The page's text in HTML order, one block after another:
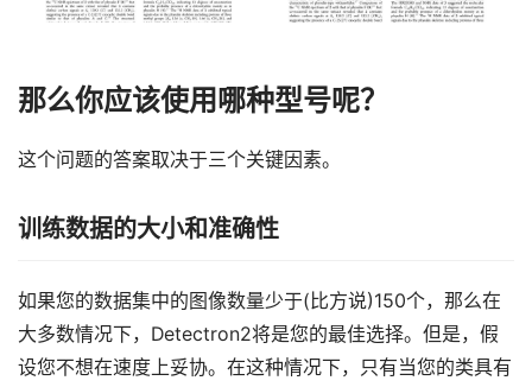
那么你应该使用哪种型号呢？
这个问题的答案取决于三个关键因素。
训练数据的大小和准确性
如果您的数据集中的图像数量少于(比方说)150个，那么在
大多数情况下，Detectron2将是您的最佳选择。但是，假
设您不想在速度上妥协。在这种情况下，只有当您的类具有